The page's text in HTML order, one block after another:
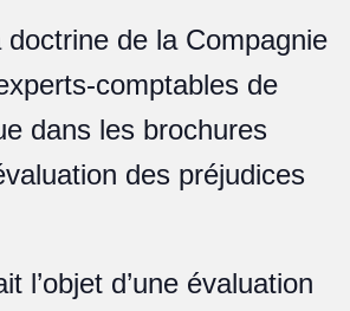
de la Compagnie
comptables de
dans les brochures
des préjudices
l’objet d’une évaluation